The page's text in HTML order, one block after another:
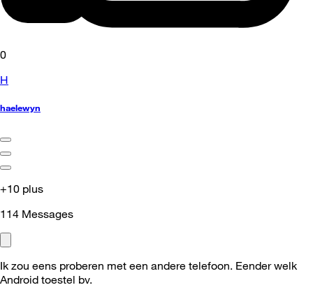
0
H
haelewyn
+10 plus
114 Messages
Ik zou eens proberen met een andere telefoon. Eender welk
Android toestel bv.